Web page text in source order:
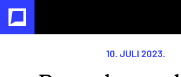
10. JULI 2023.